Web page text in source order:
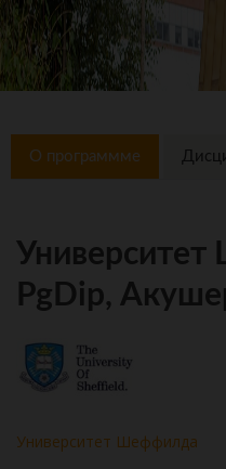
О программме
PgDip,
Университет Шеффилда